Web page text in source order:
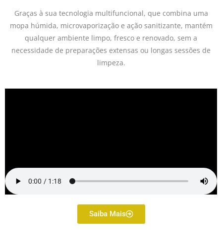
Graças à sua tecnologia multifuncional, que combina uma
mopa húmida, microvaporização e ação sanitizante, mantém
qualquer ambiente limpo, fresco e renovado, sem a
necessidade de preparações extensas ou longas sessões de
limpeza.
Saiba Mais